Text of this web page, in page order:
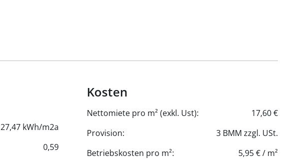
27,47 kWh/m2a
0,59
Kosten
Nettomiete pro m² (exkl. Ust):
17,60 €
Provision:
3 BMM zzgl. USt.
Betriebskosten pro m²:
5,95 € / m²